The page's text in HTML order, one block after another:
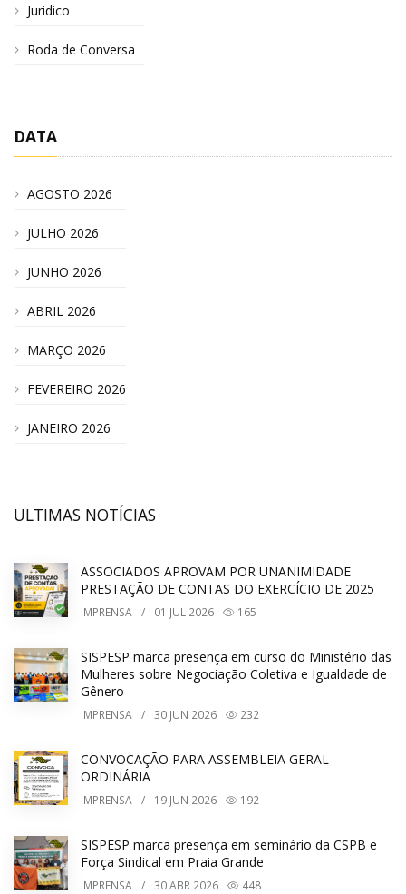
Juridico
Roda de Conversa
DATA
AGOSTO 2026
JULHO 2026
JUNHO 2026
ABRIL 2026
MARÇO 2026
FEVEREIRO 2026
JANEIRO 2026
ULTIMAS NOTÍCIAS
ASSOCIADOS APROVAM POR UNANIMIDADE
PRESTAÇÃO DE CONTAS DO EXERCÍCIO DE 2025
IMPRENSA / 01 JUL 2026 165
SISPESP marca presença em curso do Ministério das
Mulheres sobre Negociação Coletiva e Igualdade de
Gênero
IMPRENSA / 30 JUN 2026 232
CONVOCAÇÃO PARA ASSEMBLEIA GERAL
ORDINÁRIA
IMPRENSA / 19 JUN 2026 192
SISPESP marca presença em seminário da CSPB e
Força Sindical em Praia Grande
IMPRENSA / 30ABR 2026 448